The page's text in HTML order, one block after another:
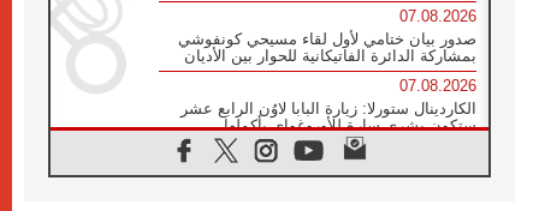
07.08.2026
صدور بيان ختامي لأول لقاء مسيحي كونفوشي
بمشاركة الدائرة الفاتيكانية للحوار بين الأديان
07.08.2026
الكاردينال ستورلا: زيارة البابا لاوُن الرابع عشر
ستكون بشرى سارة للأوروغواي بأكملها
الفاتيكان يعلن برنامج الزيارة الرسولية للبابا لاوُن